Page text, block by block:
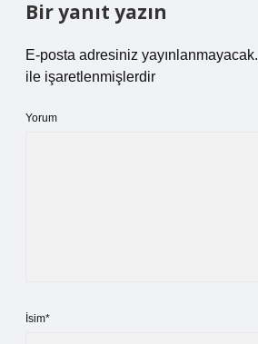
Bir yanıt yazın
E-posta adresiniz yayınlanmayacak.
ile işaretlenmişlerdir
Yorum
İsim*